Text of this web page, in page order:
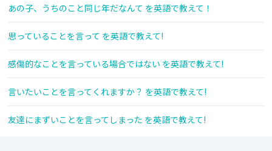
あの子、うちのこと同じ年だなんて を英語で教えて！
思っていることを言って を英語で教えて!
感傷的なことを言っている場合ではない を英語で教えて!
言いたいことを言ってくれますか？ を英語で教えて!
友達にまずいことを言ってしまった を英語で教えて!